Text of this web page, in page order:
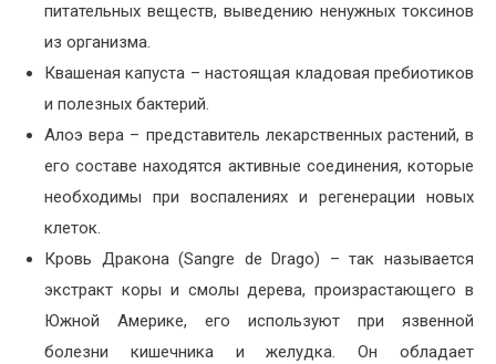
питательных веществ, выведению ненужных токсинов
из организма.
Квашеная капуста – настоящая кладовая пребиотиков
и полезных бактерий.
Алоэ вера – представитель лекарственных растений, в
его составе находятся активные соединения, которые
необходимы при воспалениях и регенерации новых
клеток.
Кровь Дракона (Sangre de Drago) – так называется
экстракт коры и смолы дерева, произрастающего в
Южной Америке, его используют при язвенной
болезни кишечника и желудка. Он обладает